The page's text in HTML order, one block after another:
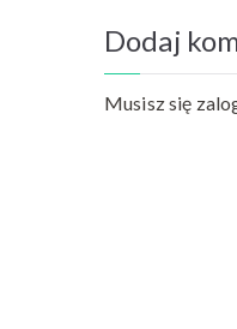
Dodaj
Musisz się